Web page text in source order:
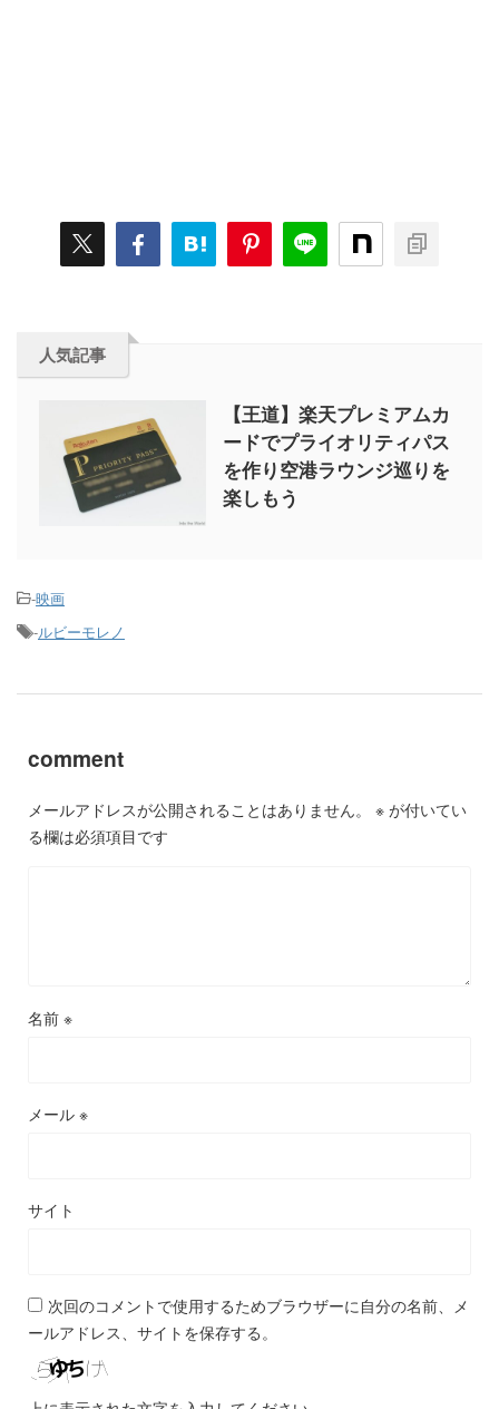
人気記事
【王道】楽天プレミアムカ
ードでプライオリティパス
を作り空港ラウンジ巡りを
楽しもう
-映画
-ルビーモレノ
comment
メールアドレスが公開されることはありません。 ※ が付いてい
る欄は必須項目です
名前 ※
メール ※
サイト
次回のコメントで使用するためブラウザーに自分の名前、メ
ールアドレス、サイトを保存する。